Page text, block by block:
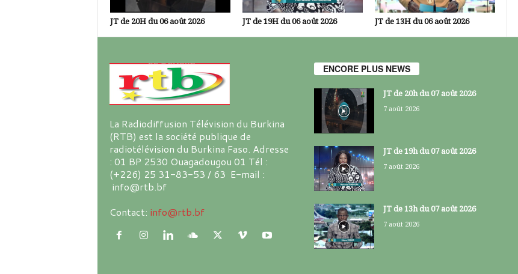
JT de 20H du 06 août 2026 JT de 19H du 06 août 2026 JT de 13H du 06 août 2026
La Radiodiffusion Télévision du Burkina
(RTB) est la société publique de
radiotélévision du Burkina Faso. Adresse
: 01 BP 2530 Ouagadougou 01 Tél :
(+226) 25 31-83-53 / 63 E-mail :
info@rtb.bf
Contact: info@rtb.bf
ENCORE PLUS NEWS
JT de 20h du 07 août 2026
7 août 2026
JT de 19h du 07 août 2026
7 août 2026
JT de 13h du 07 août 2026
7 août 2026